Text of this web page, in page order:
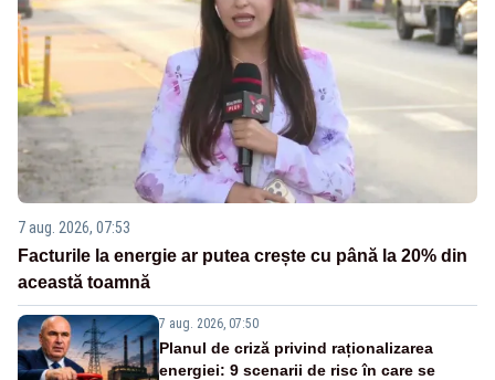
7 aug. 2026, 07:53
Facturile la energie ar putea crește cu până la 20% din
această toamnă
7 aug. 2026, 07:50
Planul de criză privind raționalizarea
energiei: 9 scenarii de risc în care se